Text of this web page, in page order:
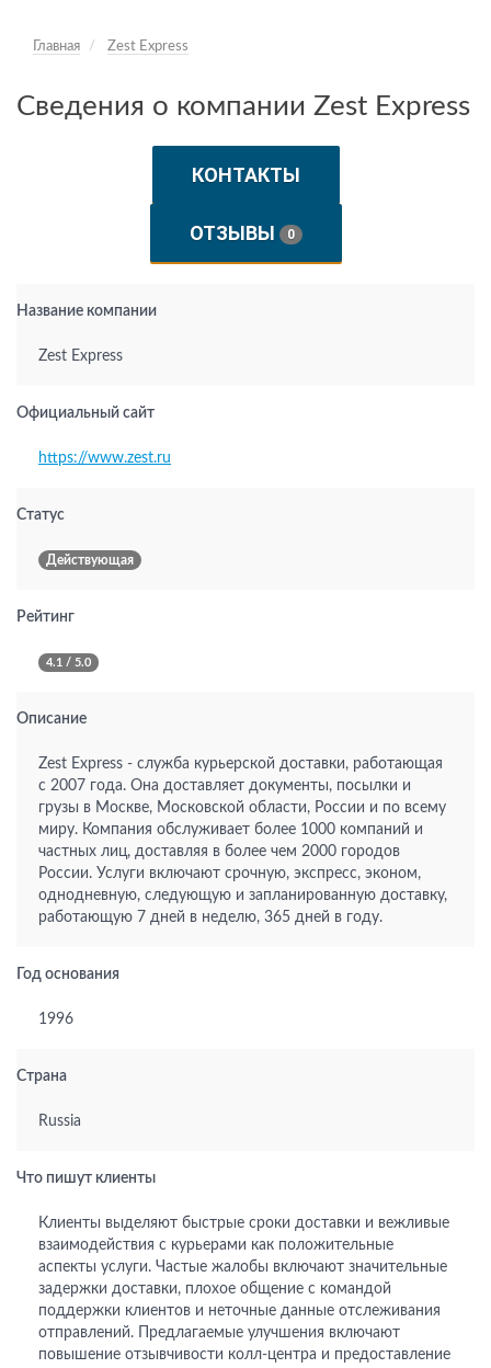
Главная Zest Express
Сведения о компании Zest Express
КОНТАКТЫ
ОТЗЫВЫ 0
Название компании
Zest Express
Официальный сайт
https://www.zest.ru
Статус
Действующая
Рейтинг
4.1 / 5.0
Описание
Zest Express - служба курьерской доставки, работающая
с 2007 года. Она доставляет документы, посылки и
грузы в Москве, Московской области, России и по всему
миру. Компания обслуживает более 1000 компаний и
частных лиц, доставляя в более чем 2000 городов
России. Услуги включают срочную, экспресс, эконом,
однодневную, следующую и запланированную доставку,
работающую 7 дней в неделю, 365 дней в году.
Год основания
1996
Страна
Russia
Что пишут клиенты
Клиенты выделяют быстрые сроки доставки и вежливые
взаимодействия с курьерами как положительные
аспекты услуги. Частые жалобы включают значительные
задержки доставки, плохое общение с командой
поддержки клиентов и неточные данные отслеживания
отправлений. Предлагаемые улучшения включают
повышение отзывчивости колл-центра и предоставление